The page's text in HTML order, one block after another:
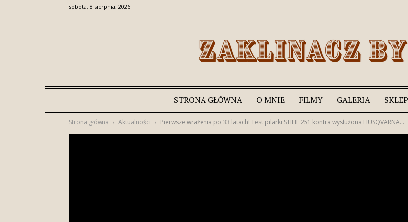
sobota, 8 sierpnia, 2026
Romek
STRONA GŁÓWNA O MNIE FILMY GALERIA SKLEP
Strona główna Aktualności Pierwsze wrażenia po 33 latach! Test pilarki STIHL 251 kontra wysłużona HUSQVARNA...